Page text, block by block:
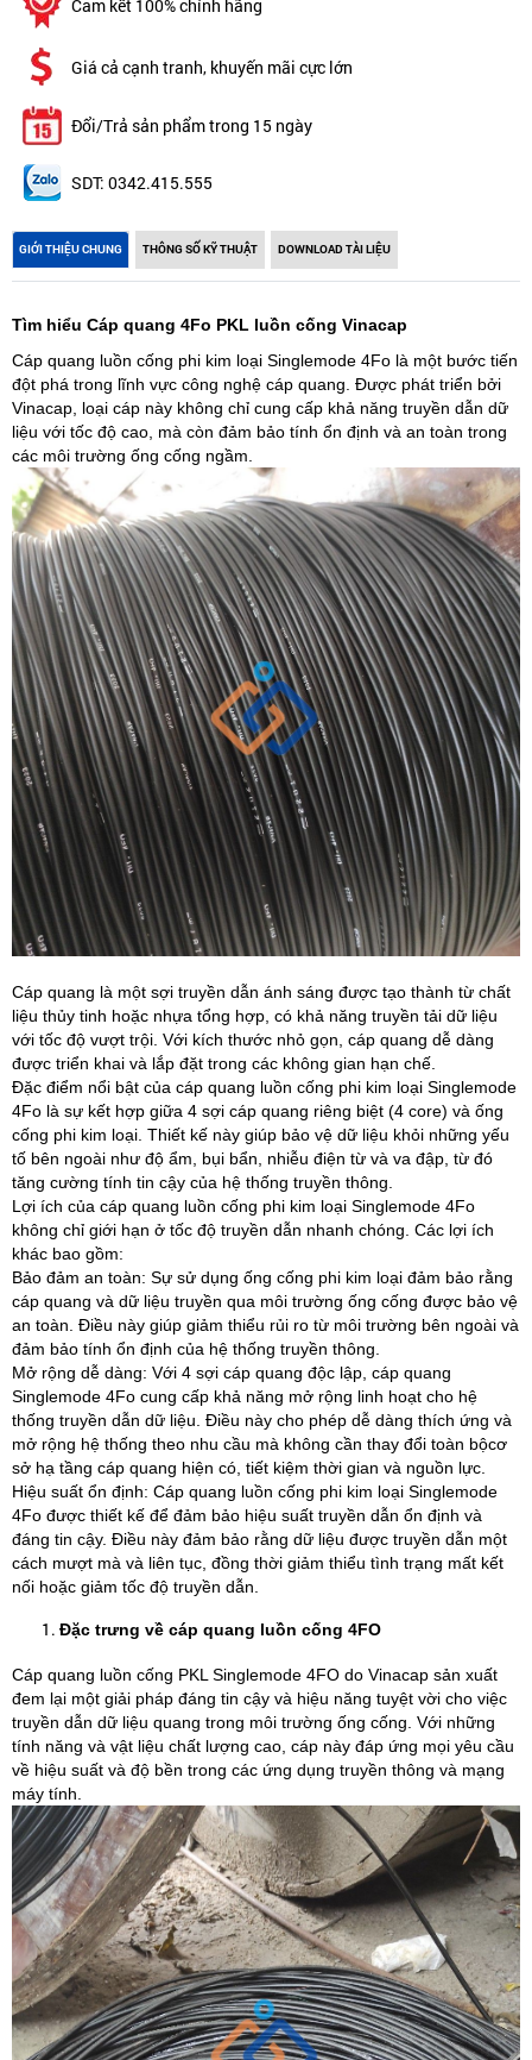
Cam kết 100% chính hãng
Giá cả cạnh tranh, khuyến mãi cực lớn
Đổi/Trả sản phẩm trong 15 ngày
SDT: 0342.415.555
GIỚI THIỆU CHUNG THÔNG SỐ KỸ THUẬT DOWNLOAD TÀI LIỆU
Tìm hiểu Cáp quang 4Fo PKL luồn cống Vinacap
Cáp quang luồn cống phi kim loại Singlemode 4Fo là một bước tiến
đột phá trong lĩnh vực công nghệ cáp quang. Được phát triển bởi
Vinacap, loại cáp này không chỉ cung cấp khả năng truyền dẫn dữ
liệu với tốc độ cao, mà còn đảm bảo tính ổn định và an toàn trong
các môi trường ống cống ngầm.
Cáp quang là một sợi truyền dẫn ánh sáng được tạo thành từ chất
liệu thủy tinh hoặc nhựa tổng hợp, có khả năng truyền tải dữ liệu
với tốc độ vượt trội. Với kích thước nhỏ gọn, cáp quang dễ dàng
được triển khai và lắp đặt trong các không gian hạn chế.
Đặc điểm nổi bật của cáp quang luồn cống phi kim loại Singlemode
4Fo là sự kết hợp giữa 4 sợi cáp quang riêng biệt (4 core) và ống
cống phi kim loại. Thiết kế này giúp bảo vệ dữ liệu khỏi những yếu
tố bên ngoài như độ ẩm, bụi bẩn, nhiễu điện từ và va đập, từ đó
tăng cường tính tin cậy của hệ thống truyền thông.
Lợi ích của cáp quang luồn cống phi kim loại Singlemode 4Fo
không chỉ giới hạn ở tốc độ truyền dẫn nhanh chóng. Các lợi ích
khác bao gồm:
Bảo đảm an toàn: Sự sử dụng ống cống phi kim loại đảm bảo rằng
cáp quang và dữ liệu truyền qua môi trường ống cống được bảo vệ
an toàn. Điều này giúp giảm thiểu rủi ro từ môi trường bên ngoài và
đảm bảo tính ổn định của hệ thống truyền thông.
Mở rộng dễ dàng: Với 4 sợi cáp quang độc lập, cáp quang
Singlemode 4Fo cung cấp khả năng mở rộng linh hoạt cho hệ
thống truyền dẫn dữ liệu. Điều này cho phép dễ dàng thích ứng và
mở rộng hệ thống theo nhu cầu mà không cần thay đổi toàn bộcơ
sở hạ tầng cáp quang hiện có, tiết kiệm thời gian và nguồn lực.
Hiệu suất ổn định: Cáp quang luồn cống phi kim loại Singlemode
4Fo được thiết kế để đảm bảo hiệu suất truyền dẫn ổn định và
đáng tin cậy. Điều này đảm bảo rằng dữ liệu được truyền dẫn một
cách mượt mà và liên tục, đồng thời giảm thiểu tình trạng mất kết
nối hoặc giảm tốc độ truyền dẫn.
Đặc trưng về cáp quang luồn cống 4FO
Cáp quang luồn cống PKL Singlemode 4FO do Vinacap sản xuất
đem lại một giải pháp đáng tin cậy và hiệu năng tuyệt vời cho việc
truyền dẫn dữ liệu quang trong môi trường ống cống. Với những
tính năng và vật liệu chất lượng cao, cáp này đáp ứng mọi yêu cầu
về hiệu suất và độ bền trong các ứng dụng truyền thông và mạng
máy tính.